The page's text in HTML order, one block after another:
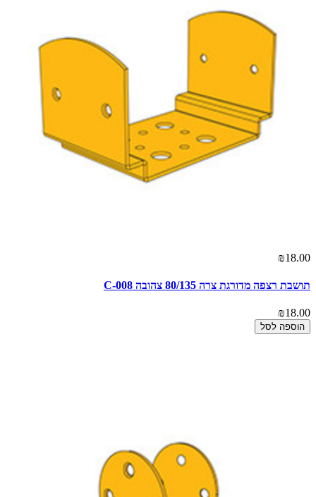
₪18.00
תושבת רצפה מדורגת צרה 80/135 צהובה C-008
₪18.00
הוספה לסל